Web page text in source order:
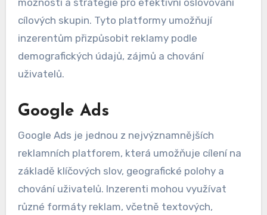
možnosti a strategie pro efektivní oslovování
cílových skupin. Tyto platformy umožňují
inzerentům přizpůsobit reklamy podle
demografických údajů, zájmů a chování
uživatelů.
Google Ads
Google Ads je jednou z nejvýznamnějších
reklamních platforem, která umožňuje cílení na
základě klíčových slov, geografické polohy a
chování uživatelů. Inzerenti mohou využívat
různé formáty reklam, včetně textových,